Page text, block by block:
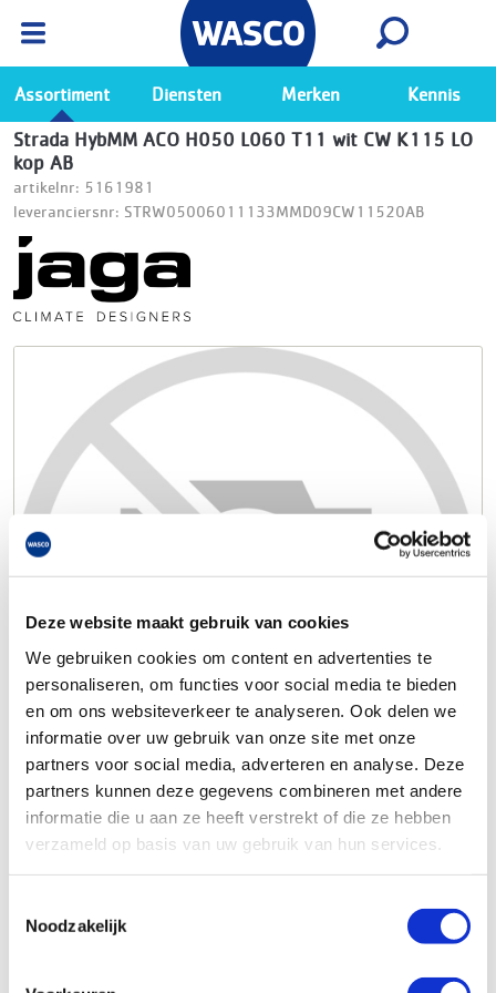
Deze website maakt gebruik van cookies
We gebruiken cookies om content en advertenties te
personaliseren, om functies voor social media te bieden
en om ons websiteverkeer te analyseren. Ook delen we
informatie over uw gebruik van onze site met onze
partners voor social media, adverteren en analyse. Deze
partners kunnen deze gegevens combineren met andere
informatie die u aan ze heeft verstrekt of die ze hebben
verzameld op basis van uw gebruik van hun services.
Noodzakelijk
Ga naar de Wasco app
Bekijk
Assortiment Diensten Merken Kennis
Strada HybMM ACO H050 L060 T11 wit CW K115 LO
kop AB
artikelnr: 5161981
leveranciersnr: STRW05006011133MMD09CW11520AB